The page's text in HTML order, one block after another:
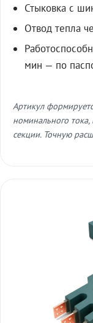
Стыковка с
Отвод тепла
мин — по
Артикул
номинального
секции. Точную